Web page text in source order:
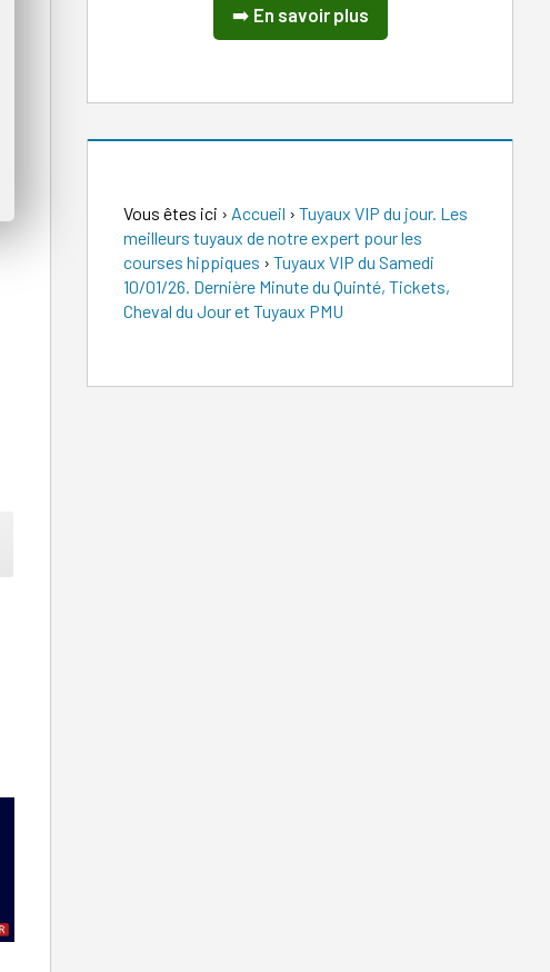
➡️ En savoir plus
Vous êtes ici › Accueil › Tuyaux VIP du jour. Les
meilleurs tuyaux de notre expert pour les
courses hippiques › Tuyaux VIP du Samedi
10/01/26. Dernière Minute du Quinté, Tickets,
Cheval du Jour et Tuyaux PMU